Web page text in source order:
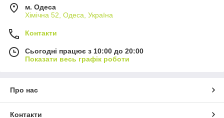
м. Одеса
Хімічна 52, Одеса, Україна
Контакти
Сьогодні працює з 10:00 до 20:00
Показати весь графік роботи
Про нас
Контакти